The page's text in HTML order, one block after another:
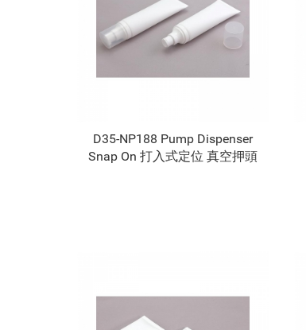
D35-NP188 Pump Dispenser
Snap On 打入式定位 真空押頭